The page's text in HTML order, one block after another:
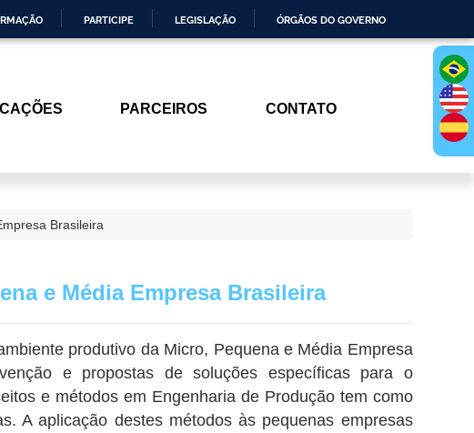
PARTICIPE LEGISLAÇÃO ÓRGÃOS DO GOVERNO
PARCEIROS CONTATO
Brasileira
e Média Empresa Brasileira
produtivo da Micro, Pequena e Média Empresa
e propostas de soluções específicas para o
e métodos em Engenharia de Produção tem como
A aplicação destes métodos às pequenas empresas